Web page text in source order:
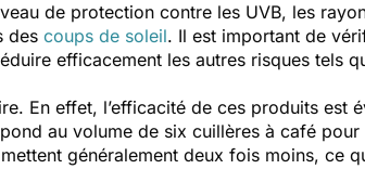
de protection contre les UVB, les
des coups de soleil. Il est important de
efficacement les autres risques tels
En effet, l’efficacité de ces produits est
au volume de six cuillères à café pour
généralement deux fois moins, ce